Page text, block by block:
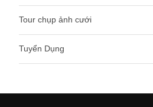
Tour chụp ảnh cưới
Tuyển Dụng